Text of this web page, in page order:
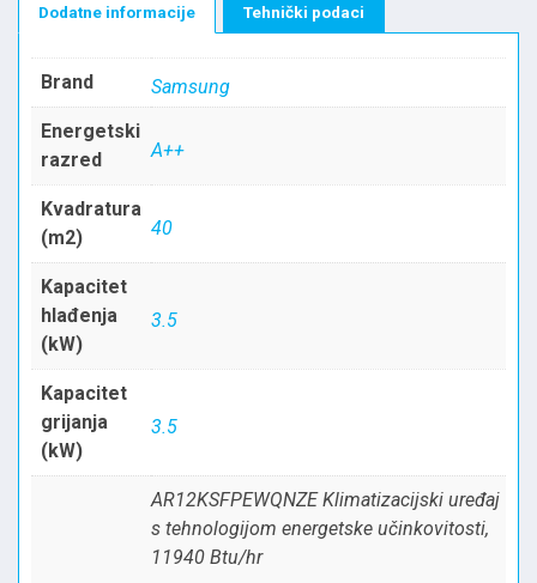
Dodatne informacije Tehnički podaci
Brand
Samsung
Energetski
razred
A++
Kvadratura
(m2)
40
Kapacitet
hlađenja
(kW)
3.5
Kapacitet
grijanja
(kW)
3.5
AR12KSFPEWQNZE Klimatizacijski uređaj
s tehnologijom energetske učinkovitosti,
11940 Btu/hr